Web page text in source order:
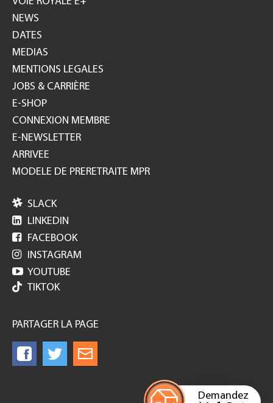
Demandez
NEWS
DATES
MEDIAS
MENTIONS LEGALES
JOBS & CARRIÈRE
E-SHOP
CONNEXION MEMBRE
E-NEWSLETTER
ARRIVEE
MODELE DE PRERETRAITE MPR
 SLACK
 LINKEDIN
 FACEBOOK
 INSTAGRAM
 YOUTUBE
TIKTOK
PARTAGER LA PAGE